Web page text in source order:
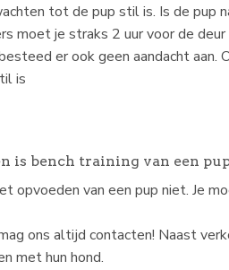
tot de pup stil is. Is de pup
moet je straks 2 uur voor de
er ook geen aandacht
is
is bench training van een
opvoeden van een pup niet. Je
ons altijd contacten! Naast
met hun hond.